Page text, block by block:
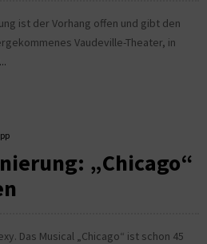
ist der Vorhang offen und gibt den
Vaudeville-Theater, in
„Chicago“
Das Musical „Chicago“ ist schon 45